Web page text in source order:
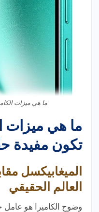
ما هي ميزات
ما هي ميزات
تكون مفيدة
الميغابيكسل
العالم الحقيقي
وضوح الكاميرا هو